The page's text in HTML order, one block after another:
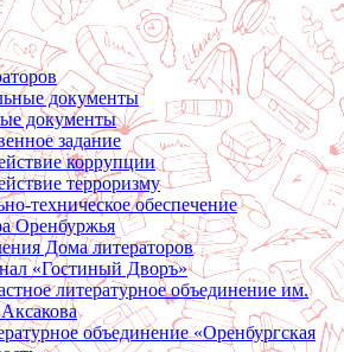
документы
документы
задание
коррупции
терроризму
техническое обеспечение
Оренбуржья
Дома литераторов
«Гостиный Дворъ»
литературное объединение им.
объединение «Оренбургская